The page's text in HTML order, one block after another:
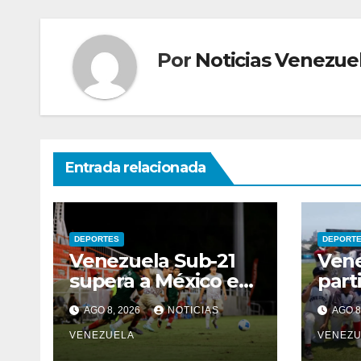
Por Noticias
Entrada relacionada
DEPORTES
Venezuela Sub-21
supera a México en
penaltis y se
adjudica el oro
AGO 8, 2026 NOTICIAS
VENEZUELA
AGO